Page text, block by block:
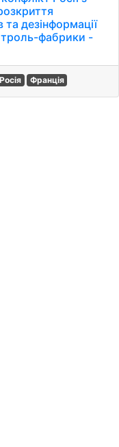
та дезінформації
троль-фабрики -
Росія Франція